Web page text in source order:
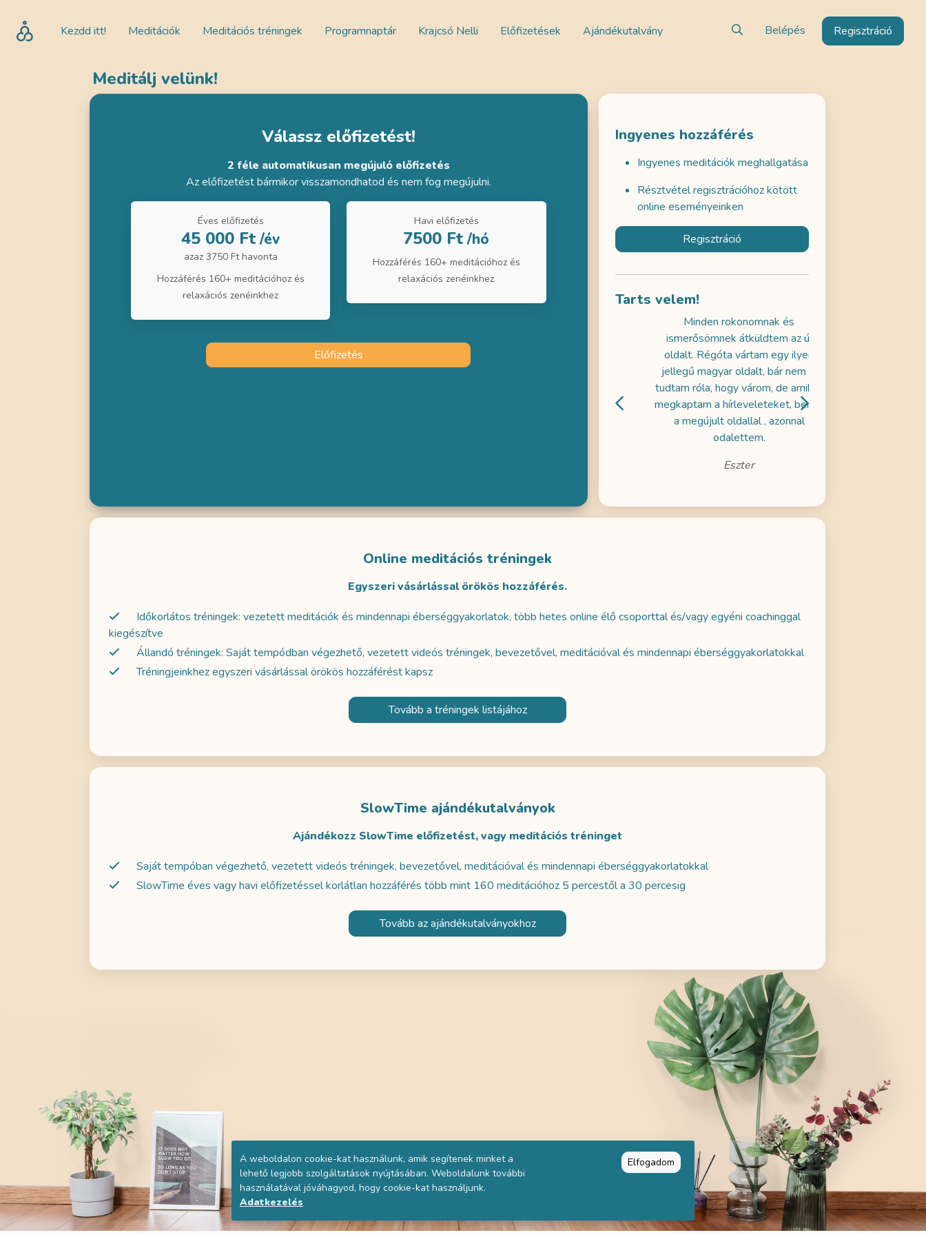
Kezdd itt! Meditációk Meditációs tréningek Programnaptár Krajcsó Nelli Előfizetések Ajándékutalvány Belépés Regisztráció
Meditálj velünk!
Válassz előfizetést!
2 féle automatikusan megújuló előfizetés
Az előfizetést bármikor visszamondhatod és nem fog megújulni.
Éves előfizetés
45 000 Ft /év
azaz 3750 Ft havonta
Hozzáférés 160+ meditációhoz és
relaxációs zenéinkhez
Havi előfizetés
7500 Ft /hó
Hozzáférés 160+ meditációhoz és
relaxációs zenéinkhez
Előfizetés
Ingyenes hozzáférés
Ingyenes meditációk meghallgatása
Résztvétel regisztrációhoz kötött
online eseményeinken
Regisztráció
Tarts velem!
Nelli csodálatos, és megnyugtató
gyakorlás nagyon jó kiszakás a
mindennapok pörgéséből,
szuper lett, és persze a tartalmak is
Minden rokonomnak és
ismerősömnek átküldtem az új
oldalt. Régóta vártam egy ilyen
jellegű magyar oldalt, bár nem is
tudtam róla, hogy várom, de amikor
megkaptam a hírleveleteket, benne
a megújult oldallal , azonnal
odalettem.
Eszter
Online meditációs tréningek
Egyszeri vásárlással örökös hozzáférés.
Időkorlátos tréningek: vezetett meditációk és mindennapi éberséggyakorlatok, több hetes online élő csoporttal és/vagy egyéni coachinggal
kiegészítve
Állandó tréningek: Saját tempódban végezhető, vezetett videós tréningek, bevezetővel, meditációval és mindennapi éberséggyakorlatokkal
Tréningjeinkhez egyszeri vásárlással örökös hozzáférést kapsz
Tovább a tréningek listájához
SlowTime ajándékutalványok
Ajándékozz SlowTime előfizetést, vagy meditációs tréninget
Saját tempóban végezhető, vezetett videós tréningek, bevezetővel, meditációval és mindennapi éberséggyakorlatokkal
SlowTime éves vagy havi előfizetéssel korlátlan hozzáférés több mint 160 meditációhoz 5 percestől a 30 percesig
Tovább az ajándékutalványokhoz
A weboldalon cookie-kat használunk, amik segítenek minket a
lehető legjobb szolgáltatások nyújtásában. Weboldalunk további
használatával jóváhagyod, hogy cookie-kat használjunk.
Adatkezelés
Elfogadom